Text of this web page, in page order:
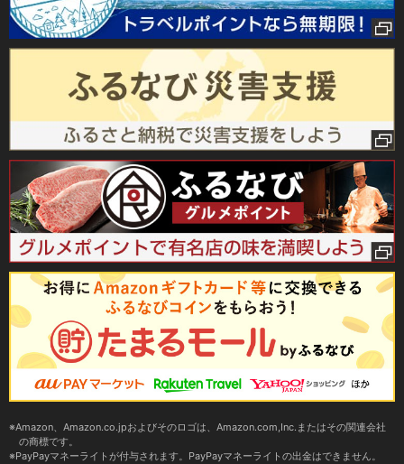
Amazon、Amazon.co.jpおよびそのロゴは、Amazon.com,Inc.またはその関連会社
の商標です。
PayPayマネーライトが付与されます。PayPayマネーライトの出金はできません。